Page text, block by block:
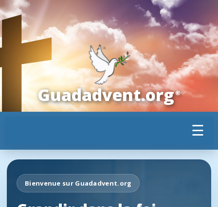
Guadadvent.org®
☰
Bienvenue sur Guadadvent.org